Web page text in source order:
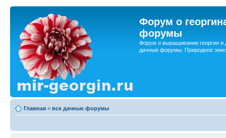
Форум о
форумы
Форум о выращивании георгин и
дачные форумы. Природное
Главная < все дачные форумы